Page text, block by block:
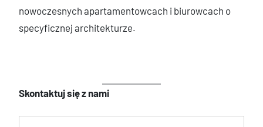
nowoczesnych apartamentowcach i biurowcach o
specyficznej architekturze.
Skontaktuj się z nami